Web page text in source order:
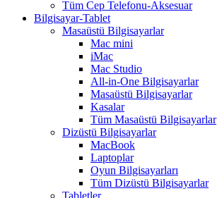
Tüm Cep Telefonu-Aksesuar
Bilgisayar-Tablet
Masaüstü Bilgisayarlar
Mac mini
iMac
Mac Studio
All-in-One Bilgisayarlar
Masaüstü Bilgisayarlar
Kasalar
Tüm Masaüstü Bilgisayarlar
Dizüstü Bilgisayarlar
MacBook
Laptoplar
Oyun Bilgisayarları
Tüm Dizüstü Bilgisayarlar
Tabletler